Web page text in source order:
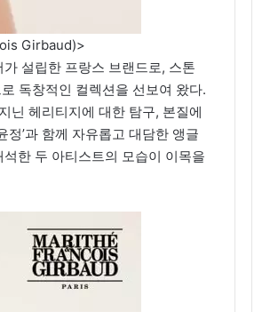
Girbaud)>
설립한 프랑스 브랜드로, 스톤
독창적인 컬렉션을 선보여 왔다.
닌 헤리티지에 대한 탐구, 본질에
정’과 함께 자유롭고 대담한 앵글
한 두 아티스트의 모습이 이목을